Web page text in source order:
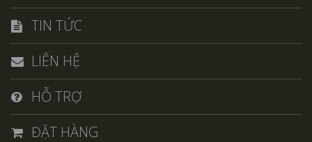
TIN TỨC
LIÊN HỆ
HỖ TRỢ
ĐẶT HÀNG